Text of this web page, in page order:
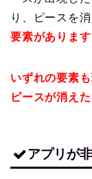
り、ピースを
要素があります
いずれの要素
ピースが消え
アプリが